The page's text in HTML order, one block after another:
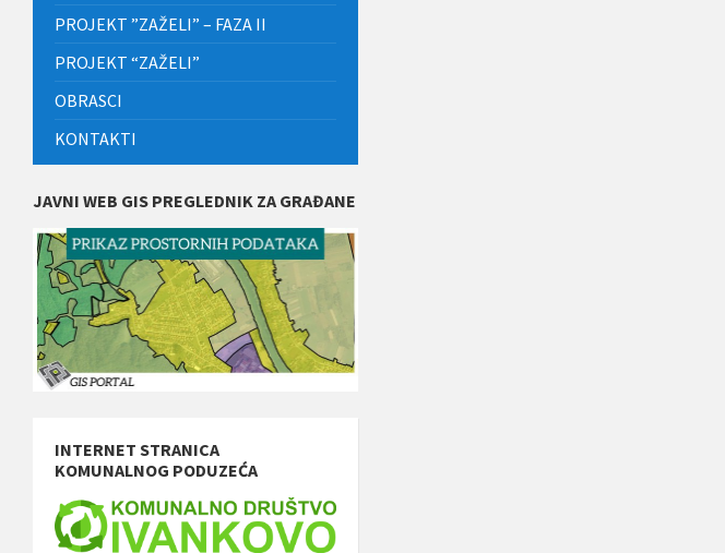
PROJEKT ”ZAŽELI” – FAZA II
PROJEKT “ZAŽELI”
OBRASCI
KONTAKTI
JAVNI WEB GIS PREGLEDNIK ZA GRAĐANE
INTERNET STRANICA
KOMUNALNOG PODUZEĆA